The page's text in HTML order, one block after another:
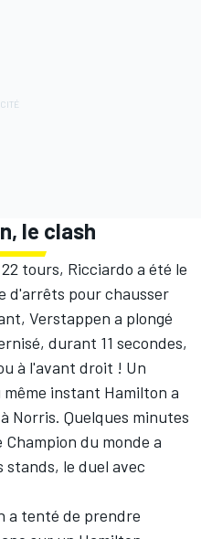
le clash
tours, Ricciardo a été le
d'arrêts pour chausser
Verstappen a plongé
durant 11 secondes,
à l'avant droit ! Un
instant Hamilton a
Norris. Quelques minutes
du monde a
le duel avec
a tenté de prendre